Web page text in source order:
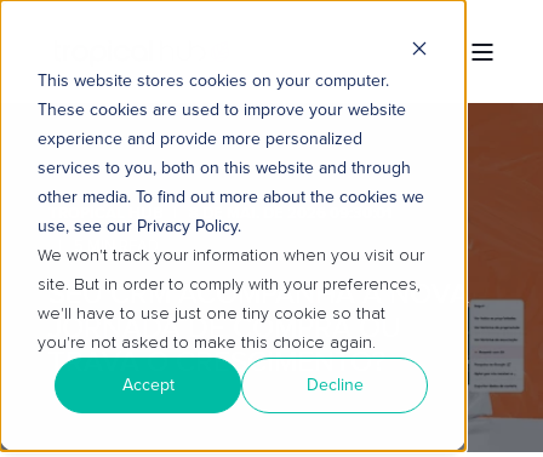
This website stores cookies on your computer.
These cookies are used to improve your website
experience and provide more personalized
services to you, both on this website and through
other media. To find out more about the cookies we
use, see our Privacy Policy.
We won't track your information when you visit our
site. But in order to comply with your preferences,
we'll have to use just one tiny cookie so that
you're not asked to make this choice again.
Accept Decline
5 MIN READ
SEU CRM ACOMPANHA A NOVA
JORNADA DE COMPRA OU
TRAVA O CRESCIMENTO?